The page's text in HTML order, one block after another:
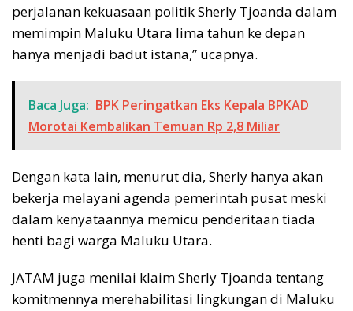
perjalanan kekuasaan politik Sherly Tjoanda dalam
memimpin Maluku Utara lima tahun ke depan
hanya menjadi badut istana,” ucapnya.
Baca Juga: BPK Peringatkan Eks Kepala BPKAD
Morotai Kembalikan Temuan Rp 2,8 Miliar
Dengan kata lain, menurut dia, Sherly hanya akan
bekerja melayani agenda pemerintah pusat meski
dalam kenyataannya memicu penderitaan tiada
henti bagi warga Maluku Utara.
JATAM juga menilai klaim Sherly Tjoanda tentang
komitmennya merehabilitasi lingkungan di Maluku